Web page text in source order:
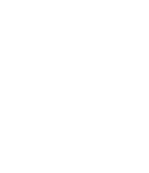
哪里 系